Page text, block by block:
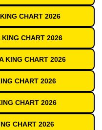
CHART 2026
CHART 2026
KING CHART 2026
CHART 2026
CHART 2026
CHART 2026